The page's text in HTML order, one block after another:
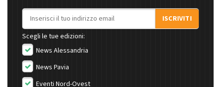
Indirizzo email
ISCRIVITI
Scegli le tue edizioni:
News Alessandria
News Pavia
Eventi Nord-Ovest